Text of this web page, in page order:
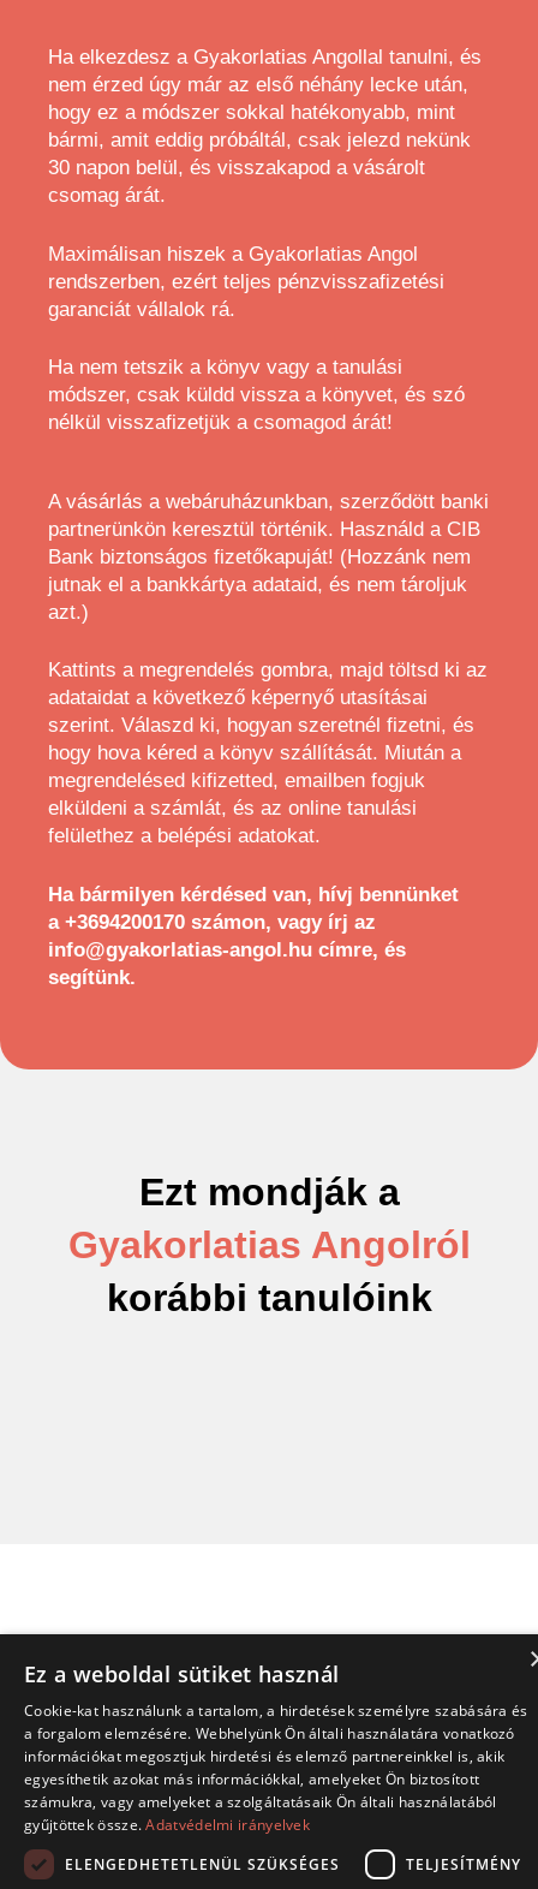
Ha elkezdesz a Gyakorlatias Angollal tanulni, és
nem érzed úgy már az első néhány lecke után,
hogy ez a módszer sokkal hatékonyabb, mint
bármi, amit eddig próbáltál, csak jelezd nekünk
30 napon belül, és visszakapod a vásárolt
csomag árát.
Maximálisan hiszek a Gyakorlatias Angol
rendszerben, ezért teljes pénzvisszafizetési
garanciát vállalok rá.
Ha nem tetszik a könyv vagy a tanulási
módszer, csak küldd vissza a könyvet, és szó
nélkül visszafizetjük a csomagod árát!
A vásárlás a webáruházunkban, szerződött banki
partnerünkön keresztül történik. Használd a CIB
Bank biztonságos fizetőkapuját! (Hozzánk nem
jutnak el a bankkártya adataid, és nem tároljuk
azt.)
Kattints a megrendelés gombra, majd töltsd ki az
adataidat a következő képernyő utasításai
szerint. Válaszd ki, hogyan szeretnél fizetni, és
hogy hova kéred a könyv szállítását. Miután a
megrendelésed kifizetted, emailben fogjuk
elküldeni a számlát, és az online tanulási
felülethez a belépési adatokat.
Ha bármilyen kérdésed van, hívj bennünket
a +3694200170 számon, vagy írj az
info@gyakorlatias-angol.hu címre, és
segítünk.
Ezt mondják a
Gyakorlatias Angolról
korábbi tanulóink
Ez a weboldal sütiket használ
Cookie-kat használunk a tartalom, a hirdetések személyre szabására és
a forgalom elemzésére. Webhelyünk Ön általi használatára vonatkozó
információkat megosztjuk hirdetési és elemző partnereinkkel is, akik
egyesíthetik azokat más információkkal, amelyeket Ön biztosított
számukra, vagy amelyeket a szolgáltatásaik Ön általi használatából
gyűjtöttek össze.Adatvédelmi irányelvek
ELENGEDHETETLENÜL SZÜKSÉGES
TELJESÍTMÉNY